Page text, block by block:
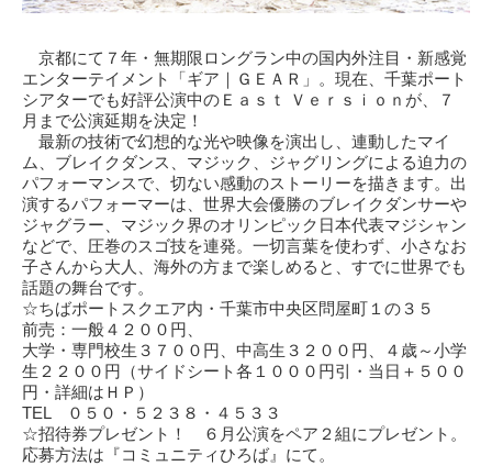
京都にて７年・無期限ロングラン中の国内外注目・新感覚
エンターテイメント「ギア｜ＧＥＡＲ」。現在、千葉ポート
シアターでも好評公演中のＥａｓｔ Ｖｅｒｓｉｏｎが、７
月まで公演延期を決定！
最新の技術で幻想的な光や映像を演出し、連動したマイ
ム、ブレイクダンス、マジック、ジャグリングによる迫力の
パフォーマンスで、切ない感動のストーリーを描きます。出
演するパフォーマーは、世界大会優勝のブレイクダンサーや
ジャグラー、マジック界のオリンピック日本代表マジシャン
などで、圧巻のスゴ技を連発。一切言葉を使わず、小さなお
子さんから大人、海外の方まで楽しめると、すでに世界でも
話題の舞台です。
☆ちばポートスクエア内・千葉市中央区問屋町１の３５
前売：一般４２００円、
大学・専門校生３７００円、中高生３２００円、４歳～小学
生２２００円（サイドシート各１０００円引・当日＋５００
円・詳細はＨＰ）
TEL ０５０・５２３８・４５３３
☆招待券プレゼント！ ６月公演をペア２組にプレゼント。
応募方法は『コミュニティひろば』にて。